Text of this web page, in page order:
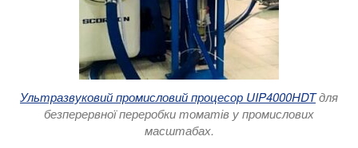
Ультразвуковий промисловий процесор UIP4000HDTдля
безперервної переробки томатів у промислових
масштабах.